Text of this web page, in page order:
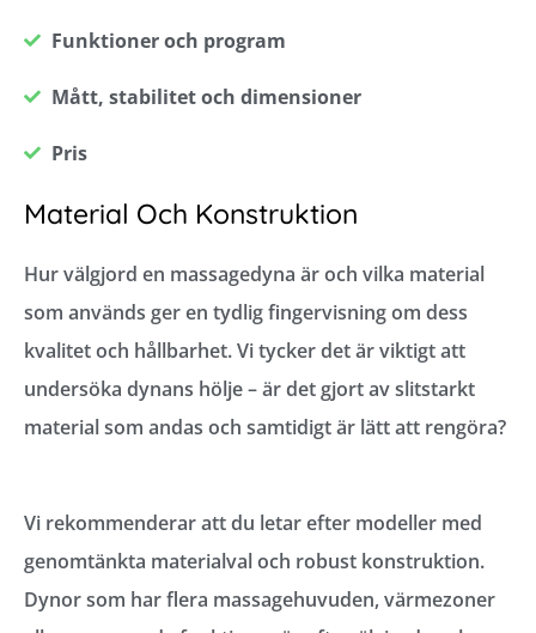
Funktioner och program
Mått, stabilitet och dimensioner
Pris
Material Och Konstruktion
Hur välgjord en massagedyna är och vilka material
som används ger en tydlig fingervisning om dess
kvalitet och hållbarhet. Vi tycker det är viktigt att
undersöka dynans hölje – är det gjort av slitstarkt
material som andas och samtidigt är lätt att rengöra?
Vi rekommenderar att du letar efter modeller med
genomtänkta materialval och robust konstruktion.
Dynor som har flera massagehuvuden, värmezoner